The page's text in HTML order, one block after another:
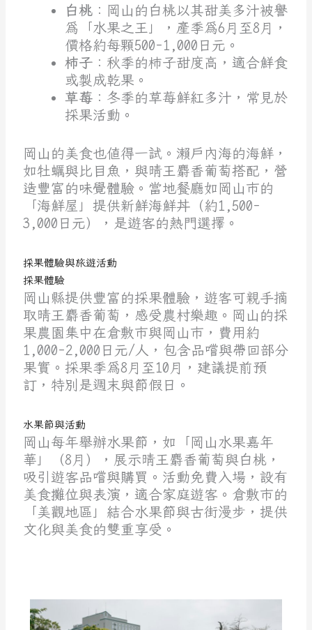
白桃 ：岡山的白桃以其甜美多汁被譽
為「水果之王」，產季為6月至8月，
價格約每顆500-1,000日元。
柿子 ：秋季的柿子甜度高，適合鮮食
或製成乾果。
草莓 ：冬季的草莓鮮紅多汁，常見於
採果活動。
岡山的美食也值得一試。瀨戶內海的海鮮，
如牡蠣與比目魚，與晴王麝香葡萄搭配，營
造豐富的味覺體驗。當地餐廳如岡山市的
「海鮮屋」提供新鮮海鮮丼（約1,500-
3,000日元），是遊客的熱門選擇。
採果體驗與旅遊活動
採果體驗
岡山縣提供豐富的採果體驗，遊客可親手摘
取晴王麝香葡萄，感受農村樂趣。岡山的採
果農園集中在倉敷市與岡山市，費用約
1,000-2,000日元/人，包含品嚐與帶回部分
果實。採果季為8月至10月，建議提前預
訂，特別是週末與節假日。
水果節與活動
岡山每年舉辦水果節，如「岡山水果嘉年
華」（8月），展示晴王麝香葡萄與白桃，
吸引遊客品嚐與購買。活動免費入場，設有
美食攤位與表演，適合家庭遊客。倉敷市的
「美觀地區」結合水果節與古街漫步，提供
文化與美食的雙重享受。